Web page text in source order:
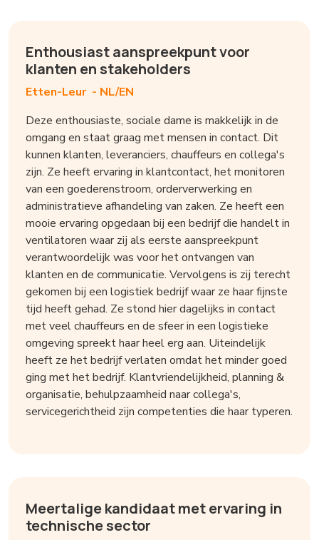
Enthousiast aanspreekpunt voor
klanten en stakeholders
Etten-Leur - NL/EN
Deze enthousiaste, sociale dame is makkelijk in de
omgang en staat graag met mensen in contact. Dit
kunnen klanten, leveranciers, chauffeurs en collega's
zijn. Ze heeft ervaring in klantcontact, het monitoren
van een goederenstroom, orderverwerking en
administratieve afhandeling van zaken. Ze heeft een
mooie ervaring opgedaan bij een bedrijf die handelt in
ventilatoren waar zij als eerste aanspreekpunt
verantwoordelijk was voor het ontvangen van
klanten en de communicatie. Vervolgens is zij terecht
gekomen bij een logistiek bedrijf waar ze haar fijnste
tijd heeft gehad. Ze stond hier dagelijks in contact
met veel chauffeurs en de sfeer in een logistieke
omgeving spreekt haar heel erg aan. Uiteindelijk
heeft ze het bedrijf verlaten omdat het minder goed
ging met het bedrijf. Klantvriendelijkheid, planning &
organisatie, behulpzaamheid naar collega's,
servicegerichtheid zijn competenties die haar typeren.
Meertalige kandidaat met ervaring in
technische sector